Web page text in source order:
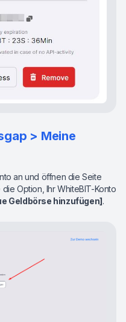
> Meine
an und öffnen die Seite
die Option, Ihr WhiteBIT-Konto
Geldbörse hinzufügen].